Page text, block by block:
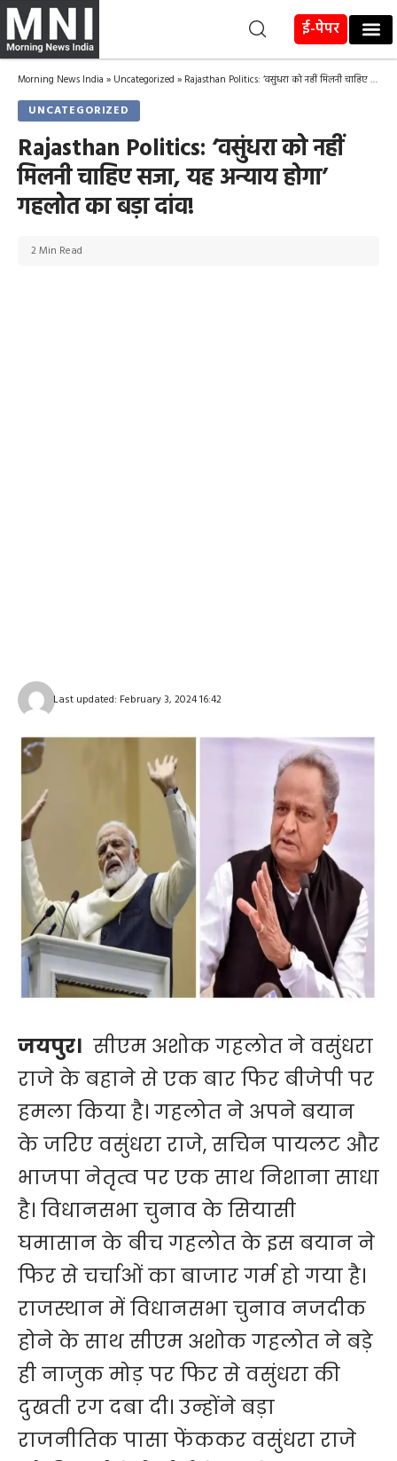
ई-पेपर
Morning News India » Uncategorized » Rajasthan Politics: ‘वसुंधरा को नहीं मिलनी चाहिए सजा, यह अन्याय होगा’ गहलोत का बड़ा दांव!
UNCATEGORIZED
Rajasthan Politics: ‘वसुंधरा को नहीं
मिलनी चाहिए सजा, यह अन्याय होगा’
गहलोत का बड़ा दांव!
Last updated: February 3, 2024 16:42
2 Min Read
जयपुर। सीएम अशोक गहलोत ने वसुंधरा
राजे के बहाने से एक बार फिर बीजेपी पर
हमला किया है। गहलोत ने अपने बयान
के जरिए वसुंधरा राजे, सचिन पायलट और
भाजपा नेतृत्व पर एक साथ निशाना साधा
है। विधानसभा चुनाव के सियासी
घमासान के बीच गहलोत के इस बयान ने
फिर से चर्चाओं का बाजार गर्म हो गया है।
राजस्थान में विधानसभा चुनाव नजदीक
होने के साथ सीएम अशोक गहलोत ने बड़े
ही नाजुक मोड़ पर फिर से वसुंधरा की
दुखती रग दबा दी। उन्होंने बड़ा
राजनीतिक पासा फेंककर वसुंधरा राजे